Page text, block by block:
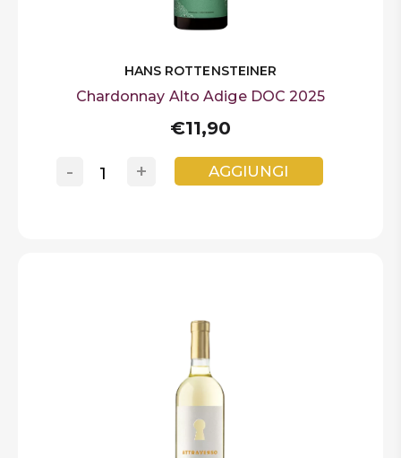
HANS ROTTENSTEINER
Chardonnay Alto Adige DOC 2025
€11,90
+
- AGGIUNGI